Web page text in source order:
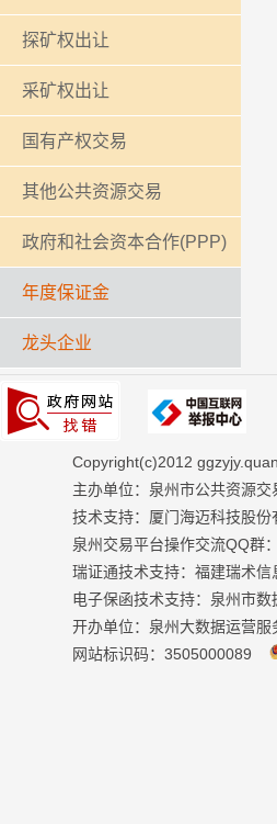
探矿权出让
采矿权出让
国有产权交易
其他公共资源交易
政府和社会资本合作(PPP)
年度保证金
龙头企业
Copyright(c)2012
主办单位：泉州市公共资源
技术支持：厦门海迈科技股
泉州交易平台操作交流QQ群
瑞证通技术支持：福建瑞术
电子保函技术支持：泉州市
开办单位：泉州大数据运营服
网站标识码：3505000089